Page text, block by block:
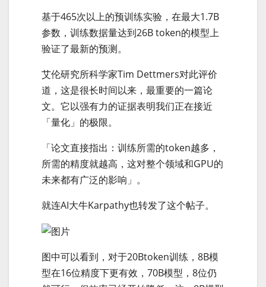
基于465次以上的预训练实验，在最大1.7B
参数，训练数据量达到26B token的模型上
验证了最新的预测。
艾伦研究所科学家Tim Dettmers对此评价
道，这是很长时间以来，最重要的一篇论
文。它以强有力的证据表明我们正在接近
「量化」的极限。
「论文直接指出：训练所需的token越多，
所需的精度就越高，这对整个领域和GPU的
未来都有广泛的影响」。
就连AI大牛Karpathy也转发了这个帖子。
图中可以看到，对于20Btoken训练，8B模
型在16位精度下更有效，70B模型，8位仍